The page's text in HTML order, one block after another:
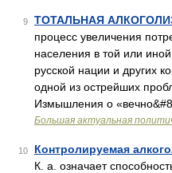
9 ТОТАЛЬНАЯ
процесс увеличения
населения в той или
русской нации и других
одной из острейших
Измышления о
Большая актуальная
10 Контролируемая
К. а. означает